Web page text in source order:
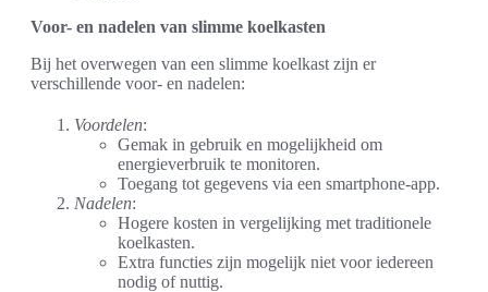
Voor- en nadelen van slimme koelkasten
Bij het overwegen van een slimme koelkast zijn er
verschillende voor- en nadelen:
Voordelen:
Gemak in gebruik en mogelijkheid om
energieverbruik te monitoren.
Toegang tot gegevens via een smartphone-app.
Nadelen:
Hogere kosten in vergelijking met traditionele
koelkasten.
Extra functies zijn mogelijk niet voor iedereen
nodig of nuttig.